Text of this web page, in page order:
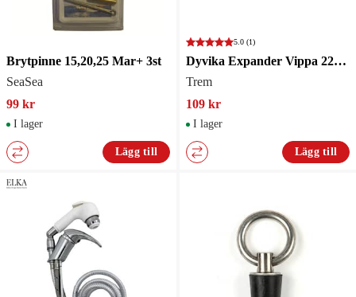
Brytpinne 15,20,25 Mar+ 3st
SeaSea
99 kr
I lager
Lägg till
5.0 (1)
Dyvika Expander Vippa 22-23mm
Trem
109 kr
I lager
Lägg till